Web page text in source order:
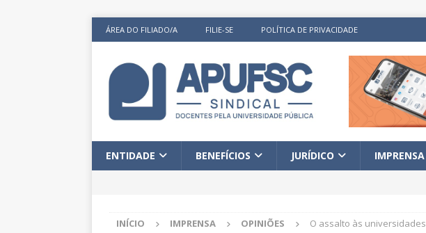
ÁREA DO FILIADO/A FILIE-SE POLÍTICA DE PRIVACIDADE
ENTIDADE BENEFÍCIOS JURÍDICO IMPRENSA
INÍCIO IMPRENSA OPINIÕES O assalto às universidades